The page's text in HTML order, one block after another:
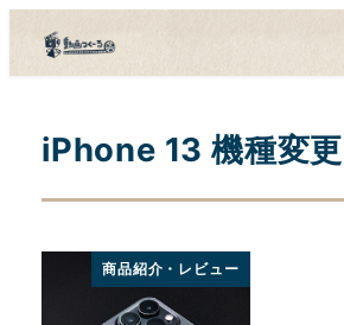
iPhone 13 機種変更
商品紹介・レビュー